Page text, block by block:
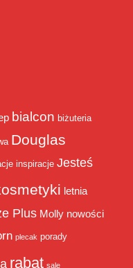
bialcon biżuteria
Douglas
inspiracje Jesteś
letnia
Plus Molly nowości
plecak porady
rabat sale